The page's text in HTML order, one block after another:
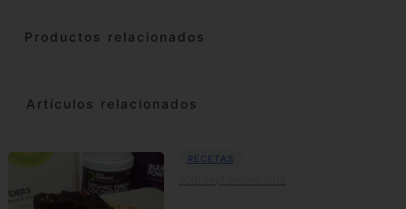
Productos relacionados
Artículos relacionados
RECETAS